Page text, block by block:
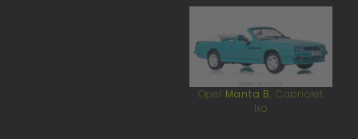
Opel Manta B, Cabriolet
Ixo